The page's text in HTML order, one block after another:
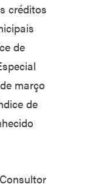
créditos
de
março
de